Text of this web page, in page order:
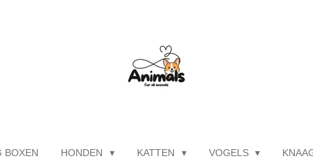
BOXEN HONDEN KATTEN VOGELS